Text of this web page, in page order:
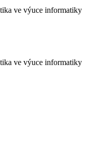
ve výuce informatiky
ve výuce informatiky